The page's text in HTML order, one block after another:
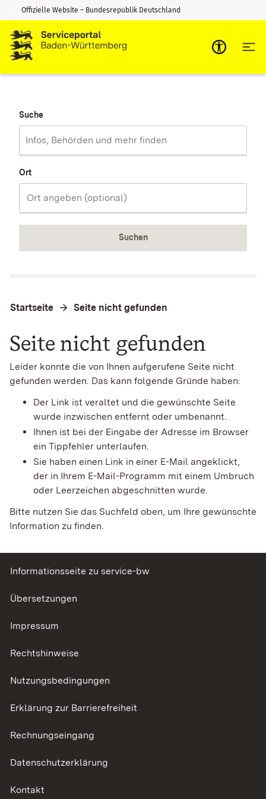
Zum Inhalt springen
Zur Suche springen
Offizielle Website – Bundesrepublik Deutschland
Suche
Ort
Suchen
Startseite Seite nicht gefunden
Seite nicht gefunden
Leider konnte die von Ihnen aufgerufene Seite nicht
gefunden werden. Das kann folgende Gründe haben:
Der Link ist veraltet und die gewünschte Seite
wurde inzwischen entfernt oder umbenannt.
Ihnen ist bei der Eingabe der Adresse im Browser
ein Tippfehler unterlaufen.
Sie haben einen Link in einer E-Mail angeklickt,
der in Ihrem E-Mail-Programm mit einem Umbruch
oder Leerzeichen abgeschnitten wurde.
Bitte nutzen Sie das Suchfeld oben, um Ihre gewünschte
Information zu finden.
Informationsseite zu service-bw
Übersetzungen
Impressum
Rechtshinweise
Nutzungsbedingungen
Erklärung zur Barrierefreiheit
Rechnungseingang
Datenschutzerklärung
Kontakt